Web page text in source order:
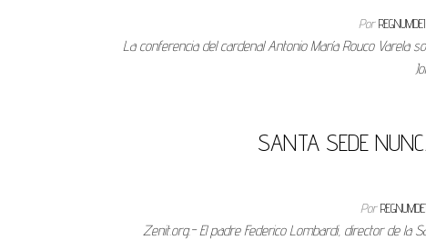
Por REGNUMDEI
La conferencia del cardenal Antonio María Rouco Varela
SANTA SEDE
Por REGNUMDEI
Zenit.org.- El padre Federico Lombardi, director de la